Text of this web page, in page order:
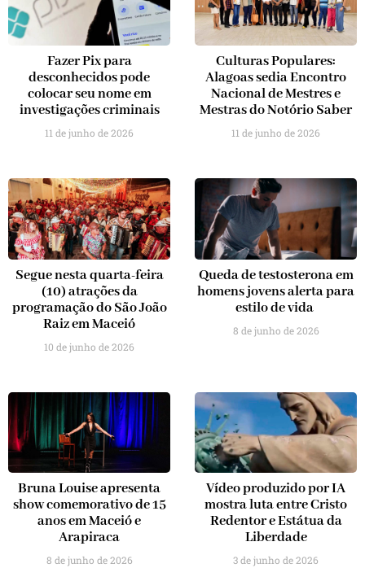
Fazer Pix para
desconhecidos pode
colocar seu nome em
investigações criminais
11 de junho de 2026
Culturas Populares:
Alagoas sedia Encontro
Nacional de Mestres e
Mestras do Notório Saber
11 de junho de 2026
Segue nesta quarta-feira
(10) atrações da
programação do São João
Raiz em Maceió
10 de junho de 2026
Queda de testosterona em
homens jovens alerta para
estilo de vida
8 de junho de 2026
Bruna Louise apresenta
show comemorativo de 15
anos em Maceió e
Arapiraca
8 de junho de 2026
Vídeo produzido por IA
mostra luta entre Cristo
Redentor e Estátua da
Liberdade
3 de junho de 2026